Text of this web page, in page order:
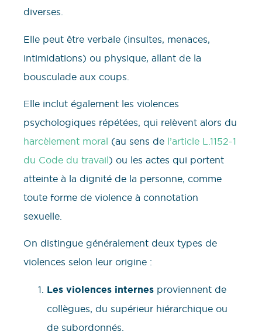
diverses.
Elle peut être verbale (insultes, menaces,
intimidations) ou physique, allant de la
bousculade aux coups.
Elle inclut également les violences
psychologiques répétées, qui relèvent alors du
harcèlement moral (au sens de l’article L.1152-1
du Code du travail) ou les actes qui portent
atteinte à la dignité de la personne, comme
toute forme de violence à connotation
sexuelle.
On distingue généralement deux types de
violences selon leur origine :
Les violences internes proviennent de
collègues, du supérieur hiérarchique ou
de subordonnés.